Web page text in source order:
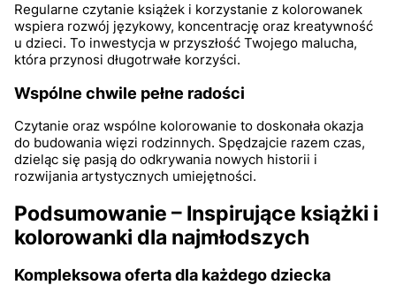
Regularne czytanie książek i korzystanie z kolorowanek
wspiera rozwój językowy, koncentrację oraz kreatywność
u dzieci. To inwestycja w przyszłość Twojego malucha,
która przynosi długotrwałe korzyści.
Wspólne chwile pełne radości
Czytanie oraz wspólne kolorowanie to doskonała okazja
do budowania więzi rodzinnych. Spędzajcie razem czas,
dzieląc się pasją do odkrywania nowych historii i
rozwijania artystycznych umiejętności.
Podsumowanie – Inspirujące książki i
kolorowanki dla najmłodszych
Kompleksowa oferta dla każdego dziecka